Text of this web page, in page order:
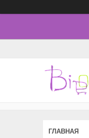
ГЛАВНАЯ